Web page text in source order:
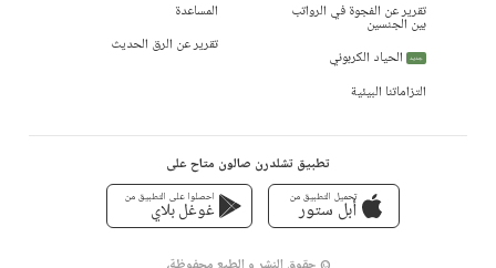
تقرير عن الفجوة في الرواتب
بين الجنسين
جديد
الحياد الكربوني
التزاماتنا البيئية
المساعدة
تقرير عن الرق الحديث
تطبيق تشلدرن صالون متاح على
تحميل التطبيق من
أبل ستور
احصلوا على التطبيق من
غوغل بلاي